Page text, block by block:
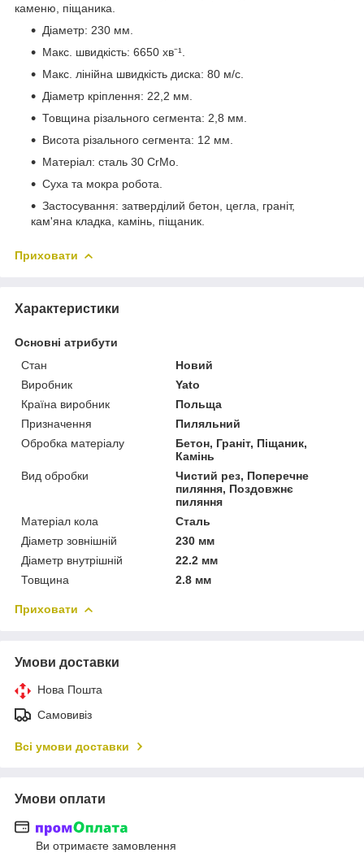
каменю, піщаника.
Діаметр: 230 мм.
Макс. швидкість: 6650 хв⁻¹.
Макс. лінійна швидкість диска: 80 м/с.
Діаметр кріплення: 22,2 мм.
Товщина різального сегмента: 2,8 мм.
Висота різального сегмента: 12 мм.
Матеріал: сталь 30 CrMo.
Суха та мокра робота.
Застосування: затверділий бетон, цегла, граніт,
кам'яна кладка, камінь, піщаник.
Приховати
Характеристики
Основні атрибути
Стан
Новий
Виробник
Yato
Країна виробник
Польща
Призначення
Пиляльний
Обробка матеріалу
Бетон, Граніт, Піщаник,
Камінь
Вид обробки
Чистий рез, Поперечне
пиляння, Поздовжнє
пиляння
Матеріал кола
Сталь
Діаметр зовнішній
230 мм
Діаметр внутрішній
22.2 мм
Товщина
2.8 мм
Приховати
Умови доставки
Нова Пошта
Самовивіз
Всі умови доставки
Умови оплати
Ви отримаєте замовлення